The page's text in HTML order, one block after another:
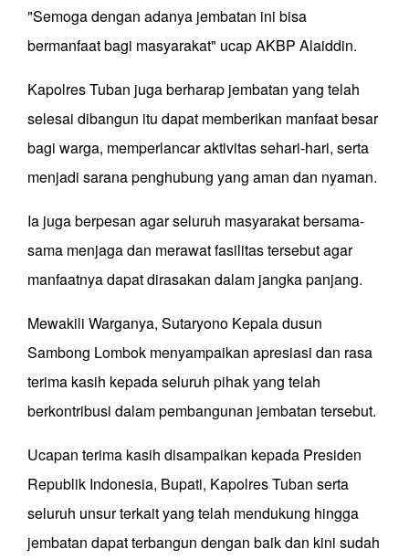
"Semoga dengan adanya jembatan ini bisa
bermanfaat bagi masyarakat" ucap AKBP Alaiddin.
Kapolres Tuban juga berharap jembatan yang telah
selesai dibangun itu dapat memberikan manfaat besar
bagi warga, memperlancar aktivitas sehari-hari, serta
menjadi sarana penghubung yang aman dan nyaman.
Ia juga berpesan agar seluruh masyarakat bersama-
sama menjaga dan merawat fasilitas tersebut agar
manfaatnya dapat dirasakan dalam jangka panjang.
Mewakili Warganya, Sutaryono Kepala dusun
Sambong Lombok menyampaikan apresiasi dan rasa
terima kasih kepada seluruh pihak yang telah
berkontribusi dalam pembangunan jembatan tersebut.
Ucapan terima kasih disampaikan kepada Presiden
Republik Indonesia, Bupati, Kapolres Tuban serta
seluruh unsur terkait yang telah mendukung hingga
jembatan dapat terbangun dengan baik dan kini sudah